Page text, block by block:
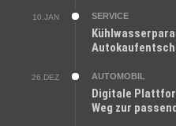
10.JAN SERVICE
26.DEZ AUTOMOBIL
Digitale
Weg zur